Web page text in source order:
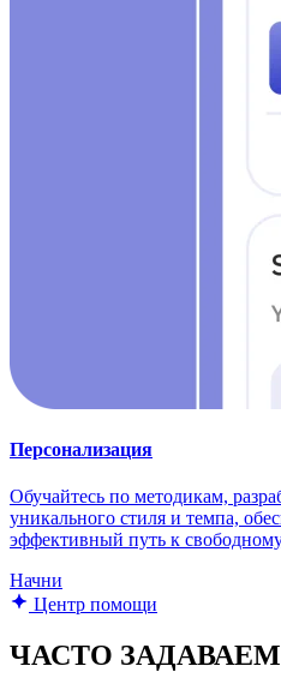
Персонализация
Обучайтесь по методикам,
уникального стиля и темпа,
эффективный путь к
Начни
Центр помощи
ЧАСТО